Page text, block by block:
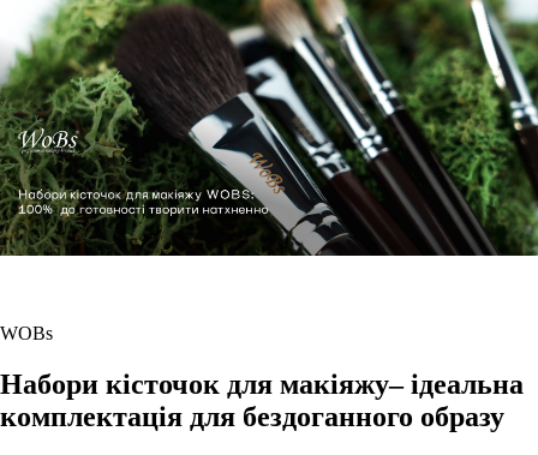
WOBs
Набори кісточок для макіяжу– ідеальна
комплектація для бездоганного образу